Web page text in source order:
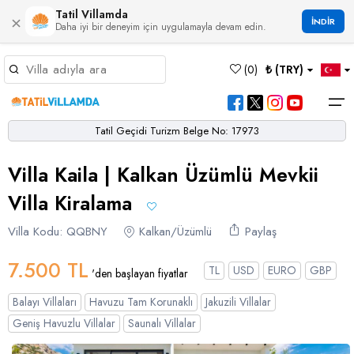
× Tatil Villamda
Daha iyi bir deneyim için uygulamayla devam edin. İNDİR
(0) ₺ (TRY)
Hakkımızda
Bölgeler
Bölgeler
Turgutreis
Alaçatı
Germiyan
Dalaman
Dalyan
Çalış
Çamköy
Çatalarık
Çiftlik
Eldirek
Bornova
Akbel
Bezirgan
Çavdır
Çayköy
Hacıoğlan
Ağullu
Bayındır
Çukurbağ
Gökçeören
Gökseki
Çamlı
Selimiye
Boğaziçi
Eşen
Karadere
Yakabağ
Villa Seçeneklerimiz
Villa Seçeneklerimiz
Çift Jakuzili Villalar
Çocuk Havuzlu Villalar
Çocuk Oyun Alanı Olan Villalar
Blog
Tatil Geçidi Turizm Belge No: 17973
Villa Kaila | Kalkan Üzümlü Mevkii
Villa Kiralama
Villa Kodu: QQBNY Kalkan/Üzümlü Paylaş
7.500 TL 'den başlayan fiyatlar TL USD EURO
GBP
Balayı Villaları
Havuzu Tam Korunaklı
Jakuzili Villalar
Geniş Havuzlu Villalar
Saunalı Villalar
Dil Seçiniz
Türkçe English French
German Italian Russian
Kur Seçiniz
Türk Lirası
TRY- TL
EURO Dolar
Sterlin
Favorilerim
Müsaitlik Takvimi
Müsaitlik Takvimi >